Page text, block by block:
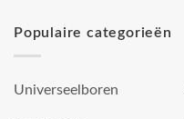
Populaire categorieën
Universeelboren